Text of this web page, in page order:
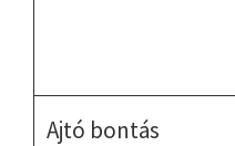
Ajtó bontás